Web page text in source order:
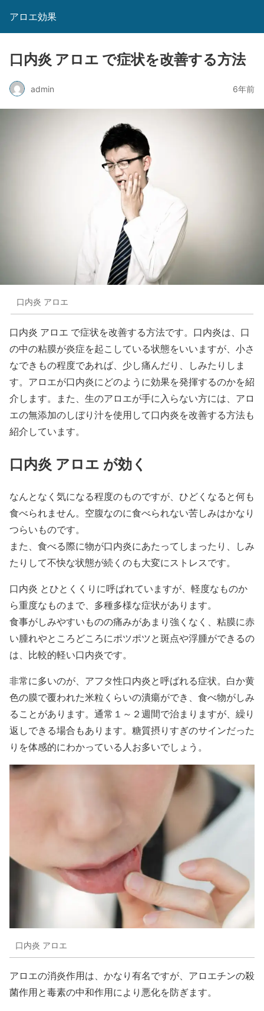
アロエ効果
口内炎 アロエ で症状を改善する方法
admin 6年前
口内炎 アロエ
口内炎 アロエ で症状を改善する方法です。口内炎は、口
の中の粘膜が炎症を起こしている状態をいいますが、小さ
なできもの程度であれば、少し痛んだり、しみたりしま
す。アロエが口内炎にどのように効果を発揮するのかを紹
介します。また、生のアロエが手に入らない方には、アロ
エの無添加のしぼり汁を使用して口内炎を改善する方法も
紹介しています。
口内炎 アロエ が効く
なんとなく気になる程度のものですが、ひどくなると何も
食べられません。空腹なのに食べられない苦しみはかなり
つらいものです。
また、食べる際に物が口内炎にあたってしまったり、しみ
たりして不快な状態が続くのも大変にストレスです。
口内炎 とひとくくりに呼ばれていますが、軽度なものか
ら重度なものまで、多種多様な症状があります。
食事がしみやすいものの痛みがあまり強くなく、粘膜に赤
い腫れやところどころにポツポツと斑点や浮腫ができるの
は、比較的軽い口内炎です。
非常に多いのが、アフタ性口内炎と呼ばれる症状。白か黄
色の膜で覆われた米粒くらいの潰瘍ができ、食べ物がしみ
ることがあります。通常１～２週間で治まりますが、繰り
返しできる場合もあります。糖質摂りすぎのサインだった
りを体感的にわかっている人お多いでしょう。
口内炎 アロエ
アロエの消炎作用は、かなり有名ですが、アロエチンの殺
菌作用と毒素の中和作用により悪化を防ぎます。